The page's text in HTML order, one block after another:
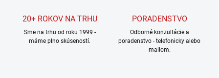
20+ ROKOV NA TRHU
Sme na trhu od roku 1999 -
máme plno skúseností.
PORADENSTVO
Odborné konzultácie a
poradenstvo - telefonicky alebo
mailom.